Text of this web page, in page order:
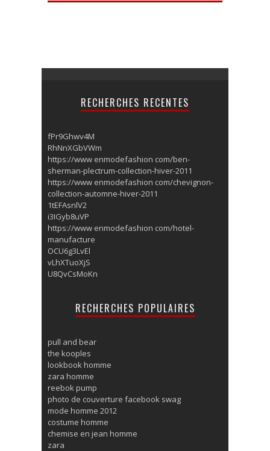
RECHERCHES RECENTES
fPr9Ghwv4M
RhNnXGbVWm
https://www enmodefashion com/ben-
sherman-plectrum-collection-hiver-2011
https://www enmodefashion com/chevignon-
collection-automne-hiver-2011
1tEFAsnlV2
i3IGyb8uVP
https://www enmodefashion com/hotel-
manufacture
OCU6g3LvEl
vLhXTuoXjS
U8QvCsMoKn
RECHERCHES POPULAIRES
pull and bear
the kooples
lookbook homme
zara homme
reebok pump
photo de couverture facebook swag
mode homme 2012
costume homme
chemise en jean homme
zara